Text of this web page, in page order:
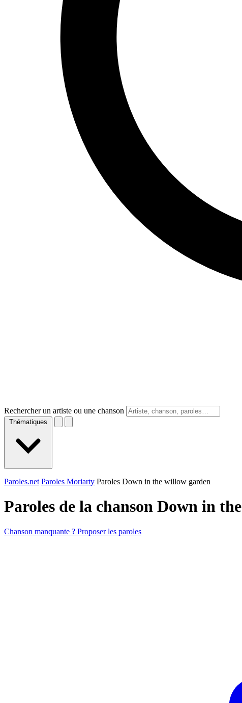
Rechercher un artiste ou une chanson
Thématiques
Paroles.net Paroles Moriarty Paroles Down in the willow garden
Paroles de la chanson Down in
Chanson manquante ? Proposer les paroles